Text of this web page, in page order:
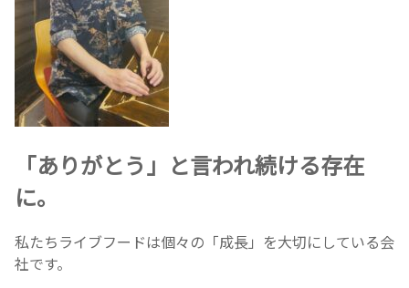
「ありがとう」と言われ続ける存在
に。
私たちライブフードは個々の「成長」を大切にしている会
社です。